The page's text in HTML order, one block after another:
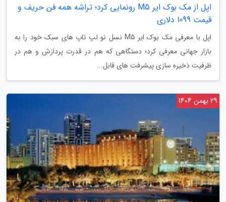
اپل از مک بوک ایر M5 رونمایی کرد؛ تراشه همه فن حریف و
قیمت 1099 دلاری
اپل با معرفی مک بوک ایر M5 نسل نو لپ تاپ های سبک خود را به
بازار جهانی معرفی کرد؛ دستگاهی که هم در قدرت پردازش و هم در
ظرفیت ذخیره سازی پیشرفت های قابل...
29 بهمن 1404